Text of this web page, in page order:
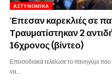
ΑΣΤΥΝΟΜΙΚΆ
Έπεσαν καρεκλιές σε
Τραυματίστηκαν 2
16χρονος (βίντεο)
Επεισοδιακά τελείωσε το πανηγύρι
να…